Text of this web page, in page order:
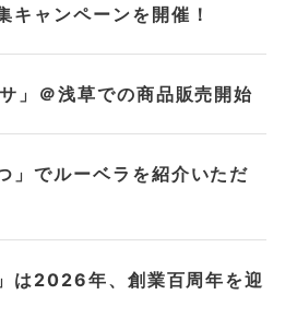
キャンペーンを開催！
」＠浅草での商品販売開始
」でルーベラを紹介いただ
は2026年、創業百周年を迎